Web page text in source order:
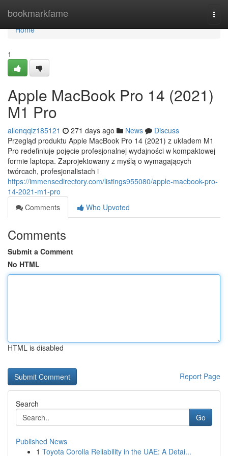
bookmarkfame
Home
Home
1
Apple MacBook Pro 14 (2021)
M1 Pro
allenqqlz185121 271 days ago News
Discuss
Przegląd produktu Apple MacBook Pro 14 (2021) z układem M1
Pro redefiniuje pojęcie profesjonalnej wydajności w kompaktowej
formie laptopa. Zaprojektowany z myślą o wymagających
twórcach, profesjonalistach i
https://immensedirectory.com/listings955080/apple-macbook-pro-
14-2021-m1-pro
Comments
Who Upvoted
Comments
Submit a Comment
No HTML
HTML is disabled
Report Page
Search
Go
Published News
1 Toyota Corolla Reliability in the UAE: A Detai...